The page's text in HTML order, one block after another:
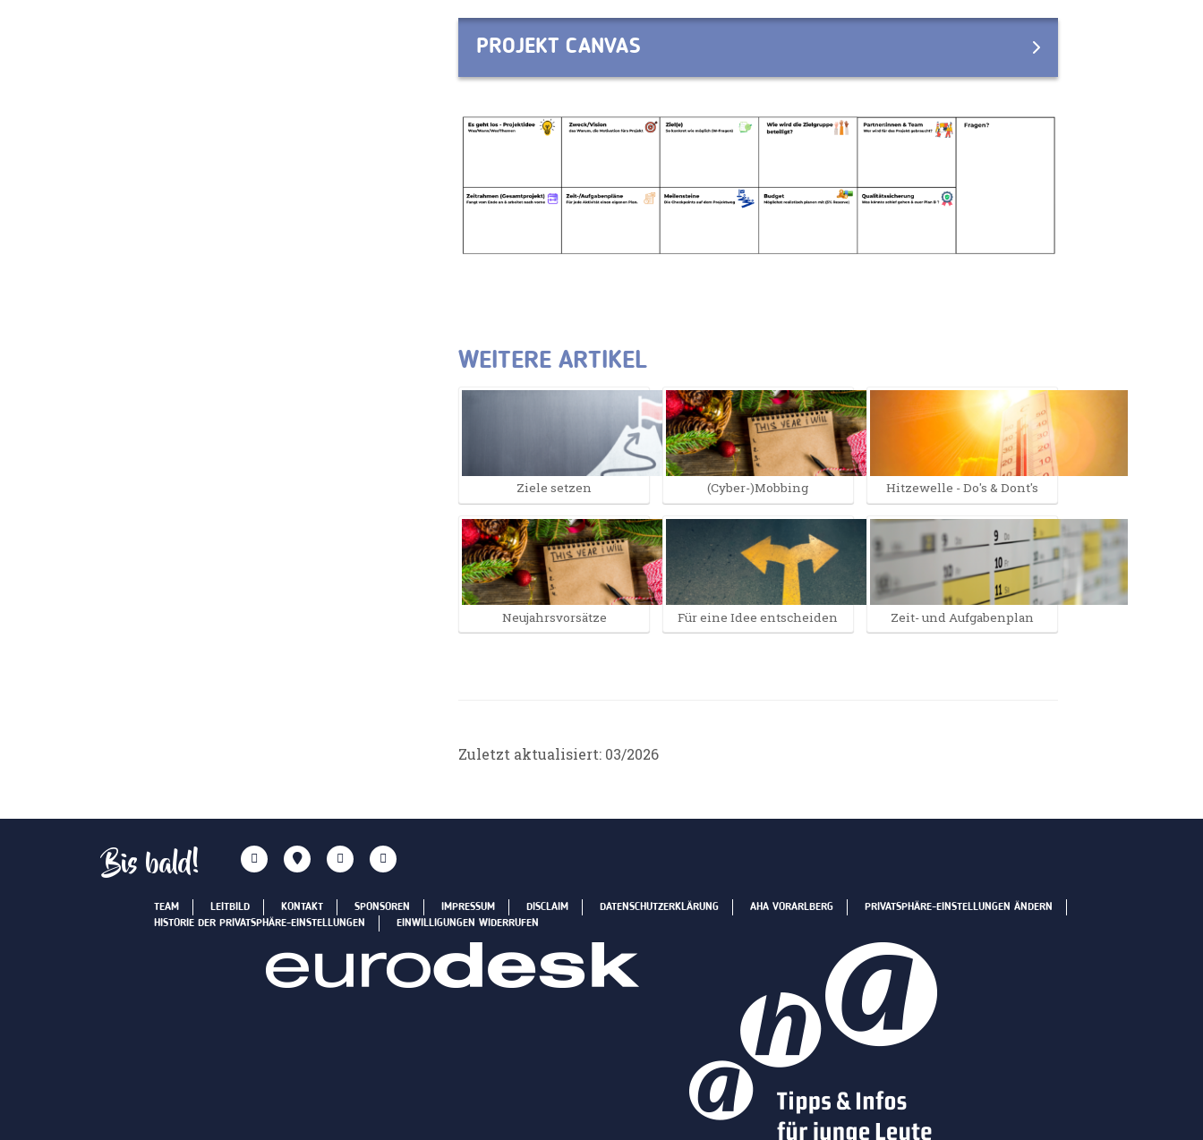
PROJEKT CANVAS
WEITERE ARTIKEL
Ziele setzen
Neujahrsvorsätze
(Cyber-)Mobbing
Für eine Idee entscheiden
Hitzewelle - Do's & Dont's
Zeit- und Aufgabenplan
Zuletzt aktualisiert: 03/2026
Bis bald!
TEAM LEITBILD KONTAKT SPONSOREN IMPRESSUM DISCLAIM DATENSCHUTZERKLÄRUNG AHA VORARLBERG
PRIVATSPHÄRE-EINSTELLUNGEN ÄNDERN
HISTORIE DER PRIVATSPHÄRE-EINSTELLUNGEN
EINWILLIGUNGEN WIDERRUFEN